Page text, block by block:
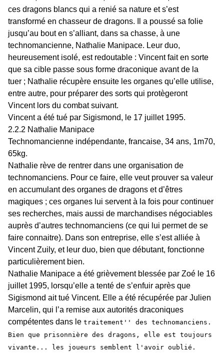
ces dragons blancs qui a renié sa nature et s’est
transformé en chasseur de dragons. Il a poussé sa folie
jusqu’au bout en s’alliant, dans sa chasse, à une
technomancienne, Nathalie Manipace. Leur duo,
heureusement isolé, est redoutable : Vincent fait en sorte
que sa cible passe sous forme draconique avant de la
tuer ; Nathalie récupère ensuite les organes qu’elle utilise,
entre autre, pour préparer des sorts qui protègeront
Vincent lors du combat suivant.
Vincent a été tué par Sigismond, le 17 juillet 1995.
2.2.2 Nathalie Manipace
Technomancienne indépendante, francaise, 34 ans, 1m70,
65kg.
Nathalie rève de rentrer dans une organisation de
technomanciens. Pour ce faire, elle veut prouver sa valeur
en accumulant des organes de dragons et d’êtres
magiques ; ces organes lui servent à la fois pour continuer
ses recherches, mais aussi de marchandises négociables
auprès d’autres technomanciens (ce qui lui permet de se
faire connaitre). Dans son entreprise, elle s’est alliée à
Vincent Zuily, et leur duo, bien que débutant, fonctionne
particulièrement bien.
Nathalie Manipace a été grièvement blessée par Zoé le 16
juillet 1995, lorsqu’elle a tenté de s’enfuir après que
Sigismond ait tué Vincent. Elle a été récupérée par Julien
Marcelin, qui l’a remise aux autorités draconiques
compétentes dans letraitement'' des technomanciens.
Bien que prisonnière des dragons, elle est toujours
vivante... les joueurs semblent l'avoir oublié.